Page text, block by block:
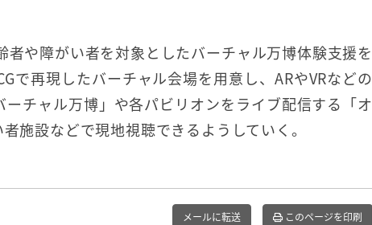
や障がい者を対象としたバーチャル万博体験支援を
で再現したバーチャル会場を用意し、ARやVRなどの
チャル万博」や各パビリオンをライブ配信する「オ
施設などで現地視聴できるようしていく。
メールに転送 このページを印刷